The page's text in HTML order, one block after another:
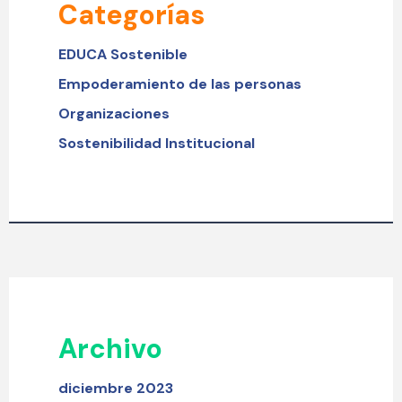
Categorías
EDUCA Sostenible
Empoderamiento de las personas
Organizaciones
Sostenibilidad Institucional
Archivo
diciembre 2023